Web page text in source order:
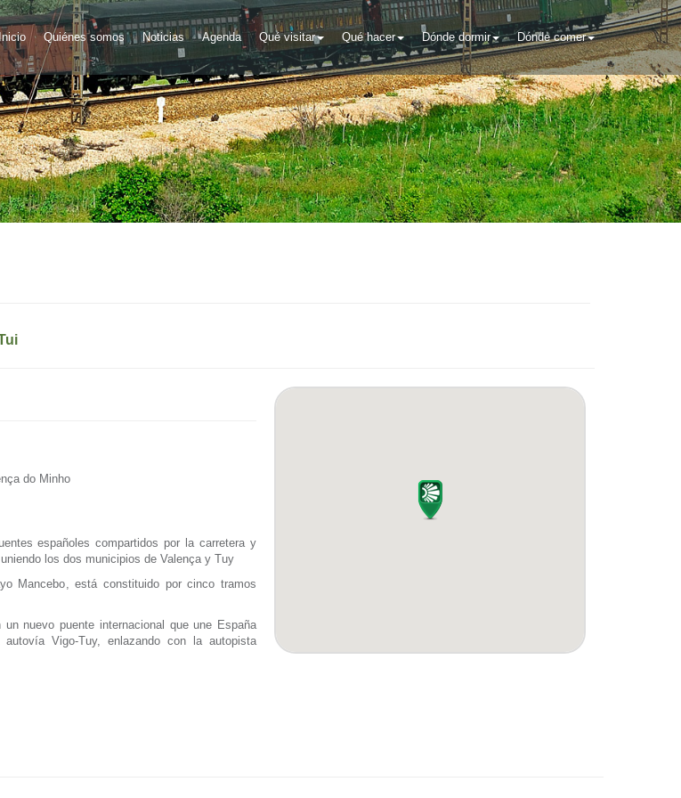
Quiénes somos Noticias Agenda Qué visitar Qué hacer Dónde dormir Dónde comer
do Minho
españoles compartidos por la carretera y
los dos municipios de Valença y Tuy
Mancebo, está constituido por cinco tramos
nuevo puente internacional que une España
Vigo-Tuy, enlazando con la autopista